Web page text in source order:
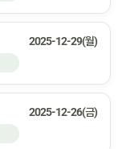
2025-12-29(월)
2025-12-26(금)